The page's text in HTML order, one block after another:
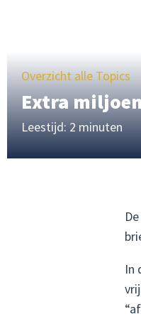
Overzicht alle Topics
Extra
Leestijd: 2 minuten
In